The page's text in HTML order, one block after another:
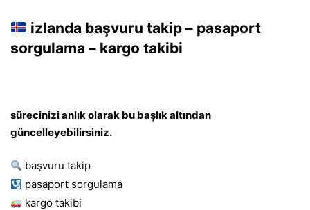
izlanda başvuru takip – pasaport
sorgulama – kargo takibi
sürecinizi anlık olarak bu başlık altından
güncelleyebilirsiniz.
başvuru takip
pasaport sorgulama
kargo takibi